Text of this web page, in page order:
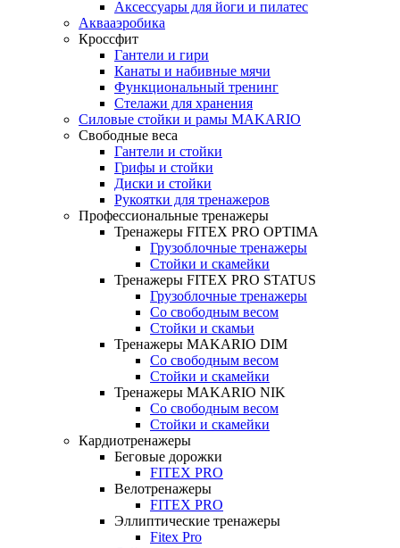
Аксессуары для йоги и пилатес
Аквааэробика
Кроссфит
Гантели и гири
Канаты и набивные мячи
Функциональный тренинг
Стелажи для хранения
Силовые стойки и рамы MAKARIO
Свободные веса
Гантели и стойки
Грифы и стойки
Диски и стойки
Рукоятки для тренажеров
Профессиональные тренажеры
Тренажеры FITEX PRO OPTIMA
Грузоблочные тренажеры
Стойки и скамейки
Тренажеры FITEX PRO STATUS
Грузоблочные тренажеры
Со свободным весом
Стойки и скамьи
Тренажеры MAKARIO DIM
Со свободным весом
Стойки и скамейки
Тренажеры MAKARIO NIK
Со свободным весом
Стойки и скамейки
Кардиотренажеры
Беговые дорожки
FITEX PRO
Велотренажеры
FITEX PRO
Эллиптические тренажеры
Fitex Pro